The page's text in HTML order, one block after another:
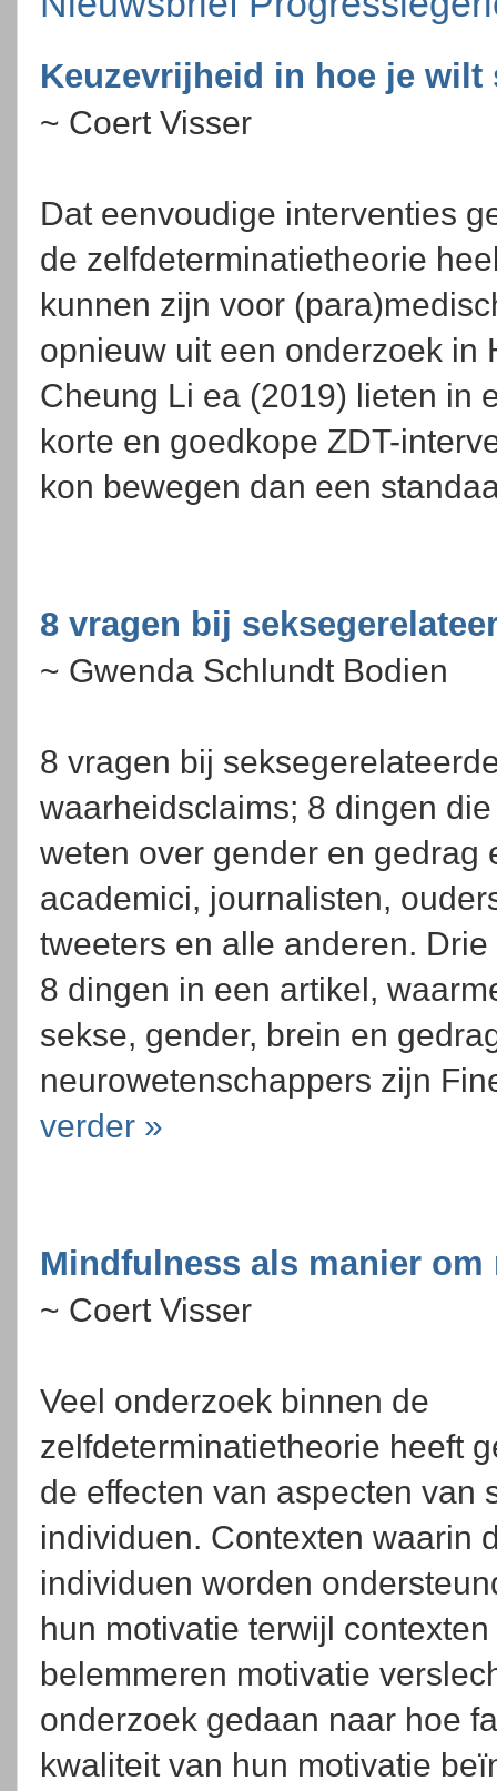
Keuzevrijheid in hoe je
~ Coert Visser
Dat eenvoudige interventies
de zelfdeterminatietheorie
kunnen zijn voor
opnieuw uit een onderzoek in
Cheung Li ea (2019) lieten in
korte en goedkope ZDT-
kon bewegen dan een
8 vragen bij
~ Gwenda Schlundt Bodien
8 vragen bij
waarheidsclaims; 8 dingen
weten over gender en gedrag
academici, journalisten,
tweeters en alle anderen.
8 dingen in een artikel,
sekse, gender, brein en
neurowetenschappers zijn
verder »
Mindfulness als manier
~ Coert Visser
Veel onderzoek binnen de
zelfdeterminatietheorie heeft
de effecten van aspecten van
individuen. Contexten waarin
individuen worden
hun motivatie terwijl
belemmeren motivatie
onderzoek gedaan naar hoe
kwaliteit van hun motivatie